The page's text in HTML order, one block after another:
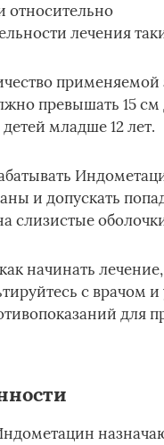
относительно
лечения
применяемой
превышать 15 см
младше 12 лет.
и допускать
слизистые
начинать
с врачом и
для